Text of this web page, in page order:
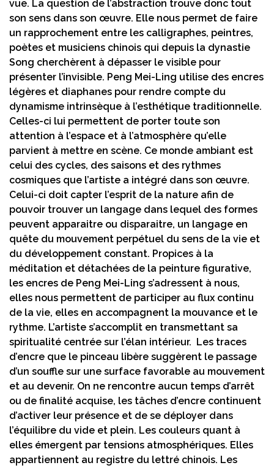
vue. La question de l’abstraction trouve donc tout
son sens dans son œuvre. Elle nous permet de faire
un rapprochement entre les calligraphes, peintres,
poètes et musiciens chinois qui depuis la dynastie
Song cherchèrent à dépasser le visible pour
présenter l’invisible. Peng Mei-Ling utilise des encres
légères et diaphanes pour rendre compte du
dynamisme intrinsèque à l’esthétique traditionnelle.
Celles-ci lui permettent de porter toute son
attention à l’espace et à l’atmosphère qu’elle
parvient à mettre en scène. Ce monde ambiant est
celui des cycles, des saisons et des rythmes
cosmiques que l’artiste a intégré dans son œuvre.
Celui-ci doit capter l’esprit de la nature afin de
pouvoir trouver un langage dans lequel des formes
peuvent apparaitre ou disparaitre, un langage en
quête du mouvement perpétuel du sens de la vie et
du développement constant. Propices à la
méditation et détachées de la peinture figurative,
les encres de Peng Mei-Ling s’adressent à nous,
elles nous permettent de participer au flux continu
de la vie, elles en accompagnent la mouvance et le
rythme. L’artiste s’accomplit en transmettant sa
spiritualité centrée sur l’élan intérieur. Les traces
d’encre que le pinceau libère suggèrent le passage
d’un souffle sur une surface favorable au mouvement
et au devenir. On ne rencontre aucun temps d’arrêt
ou de finalité acquise, les tâches d’encre continuent
d’activer leur présence et de se déployer dans
l’équilibre du vide et plein. Les couleurs quant à
elles émergent par tensions atmosphériques. Elles
appartiennent au registre du lettré chinois. Les